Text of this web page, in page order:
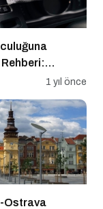
Rehberi:
İçin Almanız
1 yıl önce
Ostrava